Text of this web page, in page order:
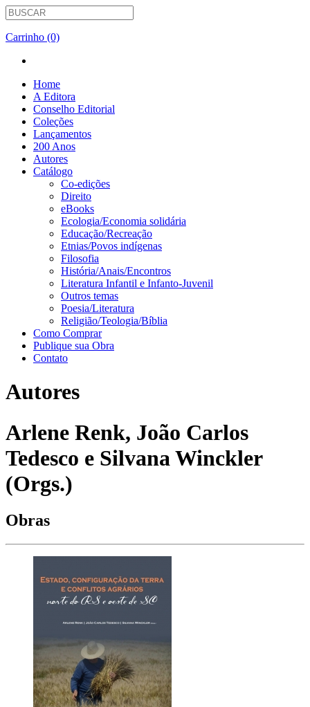
Carrinho (0)
Home
A Editora
Conselho Editorial
Coleções
Lançamentos
200 Anos
Autores
Catálogo
Co-edições
Direito
eBooks
Ecologia/Economia solidária
Educação/Recreação
Etnias/Povos indígenas
Filosofia
História/Anais/Encontros
Literatura Infantil e Infanto-Juvenil
Outros temas
Poesia/Literatura
Religião/Teologia/Bíblia
Como Comprar
Publique sua Obra
Contato
Autores
Arlene Renk, João Carlos
Tedesco e Silvana Winckler
(Orgs.)
Obras